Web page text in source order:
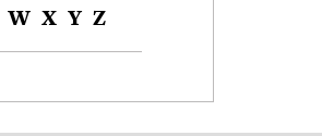
W X Y Z